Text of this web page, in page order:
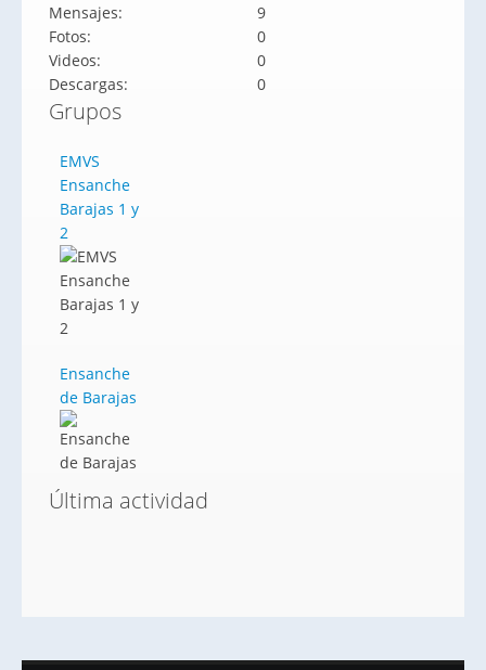
Mensajes:
9
Fotos:
0
Videos:
0
Descargas:
0
Grupos
EMVS
Ensanche
Barajas 1 y
2
Ensanche
de Barajas
Última actividad